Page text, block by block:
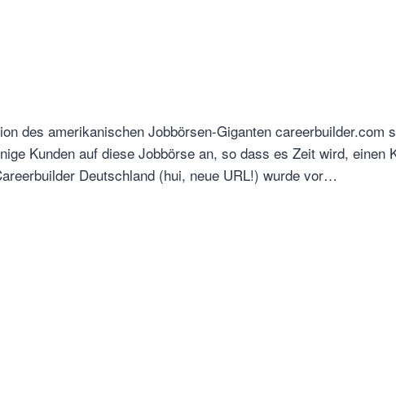
des amerikanischen Jobbörsen-Giganten careerbuilder.com
Kunden auf diese Jobbörse an, so dass es Zeit wird, einen
Deutschland (hui, neue URL!) wurde vor…